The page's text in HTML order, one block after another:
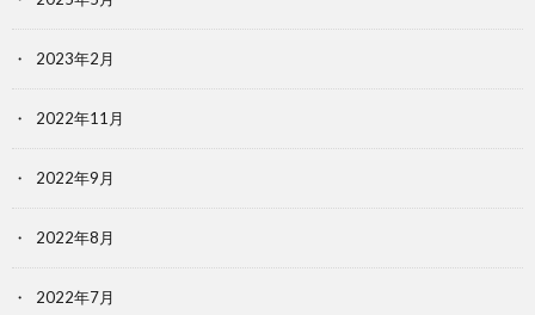
2023年2月
2022年11月
2022年9月
2022年8月
2022年7月